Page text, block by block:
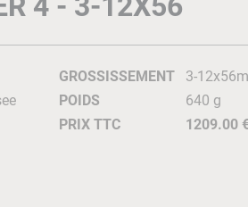
GROSSISSEMENT
3-
POIDS
640 g
PRIX TTC
1209.00